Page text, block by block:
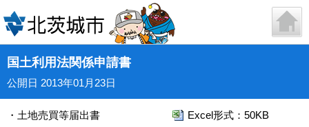
国土利用法関係申請書
公開日 2013年01月23日
・土地売買等届出書
Excel形式：50KB